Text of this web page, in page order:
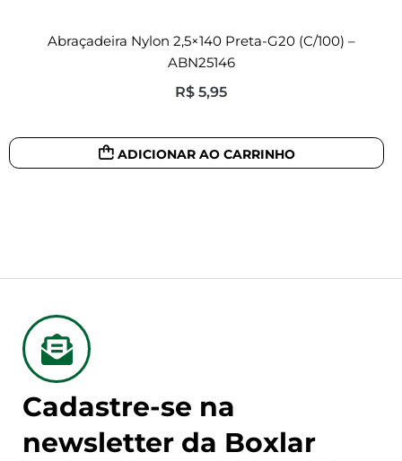
Abraçadeira Nylon 2,5×140 Preta-G20 (c/100) –
ABN25146
R$ 5,95
ADICIONAR AO CARRINHO
Cadastre-se na
newsletter da Boxlar